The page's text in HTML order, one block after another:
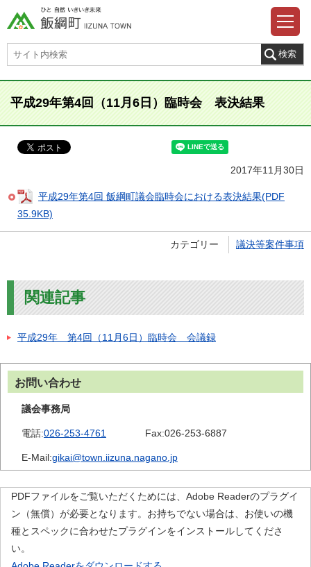
平成29年第4回（11月6日）臨時会 表決結果
2017年11月30日
平成29年第4回 飯綱町議会臨時会における表決結果(PDF
35.9KB)
カテゴリー 議決等案件事項
関連記事
平成29年 第4回（11月6日）臨時会 会議録
お問い合わせ
議会事務局
電話:026-253-4761 Fax:026-253-6887
E-Mail:gikai@town.iizuna.nagano.jp
PDFファイルをご覧いただくためには、Adobe Readerのプラグイ
ン（無償）が必要となります。お持ちでない場合は、お使いの機
種とスペックに合わせたプラグインをインストールしてくださ
い。